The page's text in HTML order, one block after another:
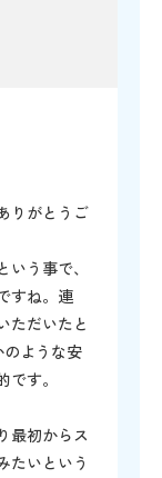
りがとうご
う事で、
すね。連
ただいたと
のような安
す。
最初からス
たいという